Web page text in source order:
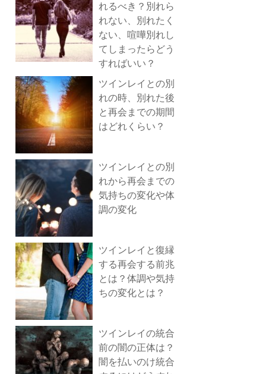
れるべき？別れら
れない、別れたく
ない、喧嘩別れし
てしまったらどう
すればいい？
ツインレイとの別
れの時、別れた後
と再会までの期間
はどれくらい？
ツインレイとの別
れから再会までの
気持ちの変化や体
調の変化
ツインレイと復縁
する再会する前兆
とは？体調や気持
ちの変化とは？
ツインレイの統合
前の闇の正体は？
闇を払いのけ統合